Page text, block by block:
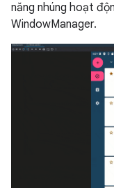
năng nhúng hoạt
WindowManager.